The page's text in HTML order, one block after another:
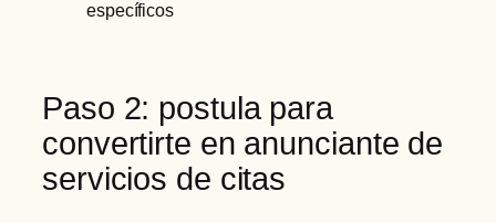
específicos
Paso 2: postula para
convertirte en anunciante de
servicios de citas